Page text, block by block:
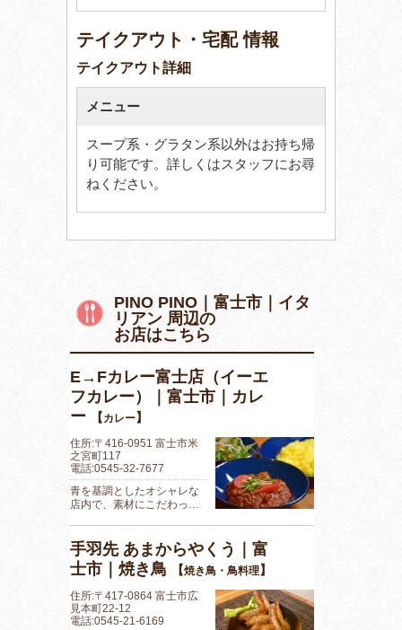
テイクアウト・宅配 情報
テイクアウト詳細
メニュー
スープ系・グラタン系以外はお持ち帰
り可能です。詳しくはスタッフにお尋
ねください。
PINO PINO｜富士市｜イタ
リアン 周辺の
お店はこちら
E→Fカレー富士店（イーエ
フカレー）｜富士市｜カレ
ー
【カレー】
住所:〒416-0951 富士市米
之宮町117
電話:0545-32-7677
青を基調としたオシャレな
店内で、素材にこだわっ…
手羽先 あまからやくう｜富
士市｜焼き鳥
【焼き鳥・鳥料理】
住所:〒417-0864 富士市広
見本町22-12
電話:0545-21-6169